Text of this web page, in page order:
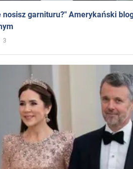
nosisz garnituru?" Amerykański
3